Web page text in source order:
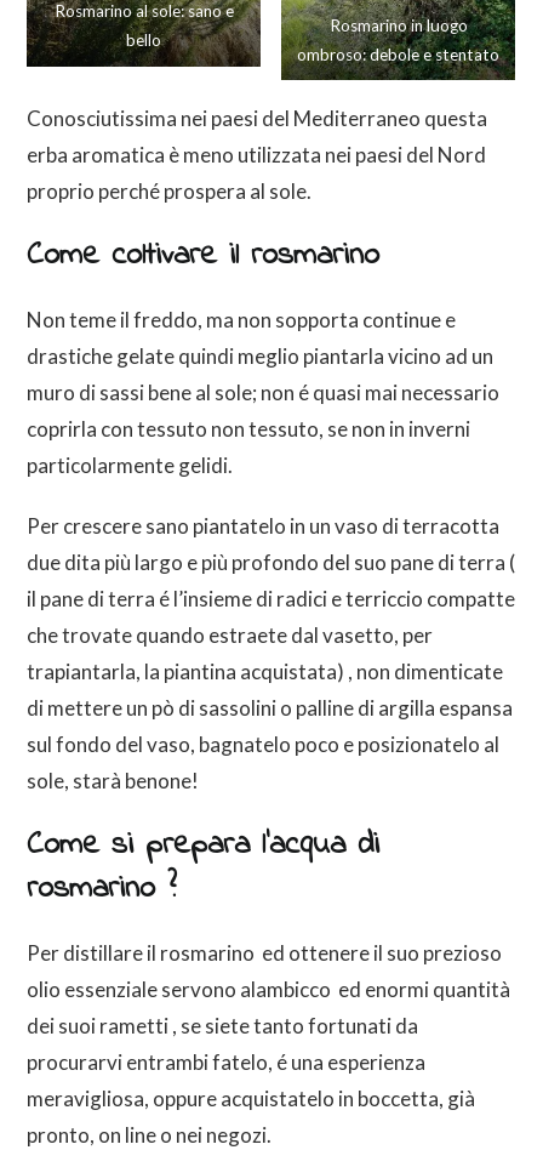
Rosmarino al sole: sano e
bello
Rosmarino in luogo
ombroso: debole e stentato
Conosciutissima nei paesi del Mediterraneo questa
erba aromatica è meno utilizzata nei paesi del Nord
proprio perché prospera al sole.
Come coltivare il rosmarino
Non teme il freddo, ma non sopporta continue e
drastiche gelate quindi meglio piantarla vicino ad un
muro di sassi bene al sole; non é quasi mai necessario
coprirla con tessuto non tessuto, se non in inverni
particolarmente gelidi.
Per crescere sano piantatelo in un vaso di terracotta
due dita più largo e più profondo del suo pane di terra (
il pane di terra é l’insieme di radici e terriccio compatte
che trovate quando estraete dal vasetto, per
trapiantarla, la piantina acquistata) , non dimenticate
di mettere un pò di sassolini o palline di argilla espansa
sul fondo del vaso, bagnatelo poco e posizionatelo al
sole, starà benone!
Come si prepara l’acqua di
rosmarino ?
Per distillare il rosmarino ed ottenere il suo prezioso
olio essenziale servono alambicco ed enormi quantità
dei suoi rametti , se siete tanto fortunati da
procurarvi entrambi fatelo, é una esperienza
meravigliosa, oppure acquistatelo in boccetta, già
pronto, on line o nei negozi.